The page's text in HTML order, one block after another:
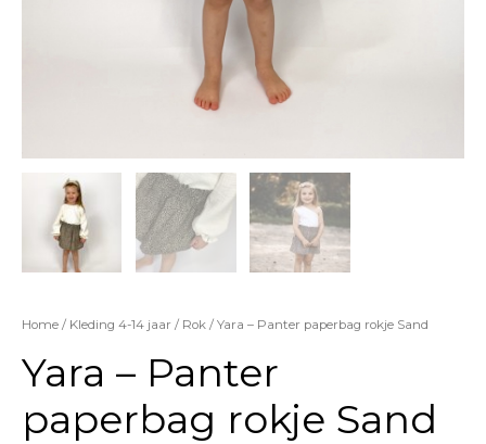
Home/ Kleding 4-14 jaar/ Rok/ Yara – Panter paperbag rokje Sand
Yara – Panter
paperbag rokje Sand